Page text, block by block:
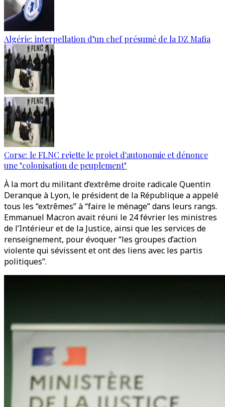
Algérie: interpellation d’un chef présumé de la DZ Mafia
Corse: le FLNC rejette le projet d'autonomie et dénonce
une "colonisation de peuplement"
À la mort du militant d’extrême droite radicale Quentin
Deranque à Lyon, le président de la République a appelé
tous les “extrêmes” à “faire le ménage” dans leurs rangs.
Emmanuel Macron avait réuni le 24 février les ministres
de l’Intérieur et de la Justice, ainsi que les services de
renseignement, pour évoquer “les groupes d’action
violente qui sévissent et ont des liens avec les partis
politiques”.